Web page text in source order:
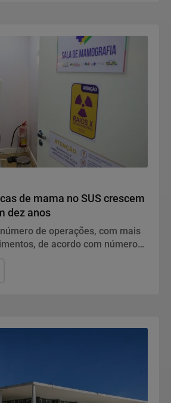
de mama no SUS crescem
dez anos
de operações, com mais
de acordo com números